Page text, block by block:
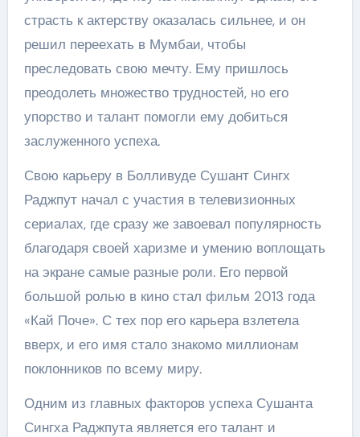
страсть к актерству оказалась сильнее, и он
решил переехать в Мумбаи, чтобы
преследовать свою мечту. Ему пришлось
преодолеть множество трудностей, но его
упорство и талант помогли ему добиться
заслуженного успеха.
Свою карьеру в Болливуде Сушант Сингх
Раджпут начал с участия в телевизионных
сериалах, где сразу же завоевал популярность
благодаря своей харизме и умению воплощать
на экране самые разные роли. Его первой
большой ролью в кино стал фильм 2013 года
«Кай Поче». С тех пор его карьера взлетела
вверх, и его имя стало знакомо миллионам
поклонников по всему миру.
Одним из главных факторов успеха Сушанта
Сингха Раджпута является его талант и